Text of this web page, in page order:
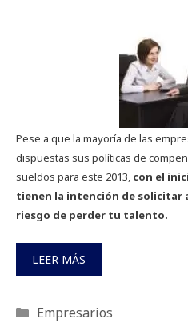
Pese a que la mayoría de las
dispuestas sus políticas de
sueldos para este 2013, con el
tienen la intención de solicitar
riesgo de perder tu talento.
LEER MÁS
Categorías
Empresarios